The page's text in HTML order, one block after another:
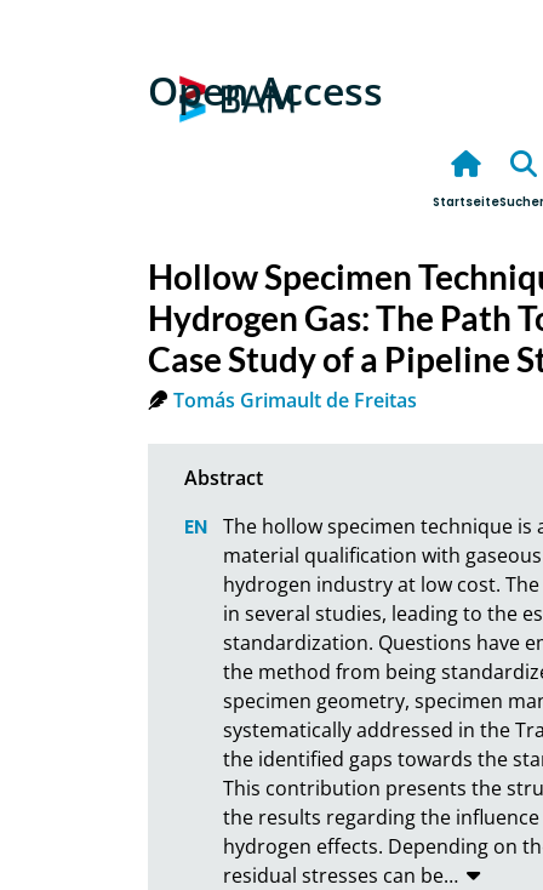
Open Access
Startseite
Hollow Specimen
Hydrogen Gas: The Path
Case Study of a Pipeline
Tomás Grimault de Freitas
The hollow specimen technique
material qualification with
hydrogen industry at low cost.
in several studies, leading to the
standardization. Questions have
the method from being
specimen geometry, specimen
systematically addressed in the
the identified gaps towards the
This contribution presents the
the results regarding the
hydrogen effects. Depending on
residual stresses can be…